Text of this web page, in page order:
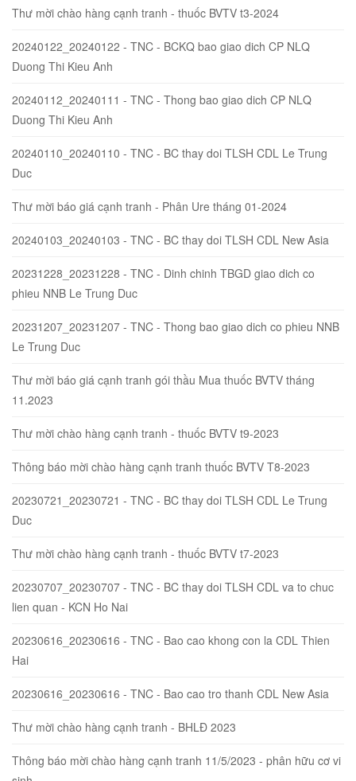
Thư mời chào hàng cạnh tranh - thuốc BVTV t3-2024
20240122_20240122 - TNC - BCKQ bao giao dich CP NLQ
Duong Thi Kieu Anh
20240112_20240111 - TNC - Thong bao giao dich CP NLQ
Duong Thi Kieu Anh
20240110_20240110 - TNC - BC thay doi TLSH CDL Le Trung
Duc
Thư mời báo giá cạnh tranh - Phân Ure tháng 01-2024
20240103_20240103 - TNC - BC thay doi TLSH CDL New Asia
20231228_20231228 - TNC - Dinh chinh TBGD giao dich co
phieu NNB Le Trung Duc
20231207_20231207 - TNC - Thong bao giao dich co phieu NNB
Le Trung Duc
Thư mời báo giá cạnh tranh gói thầu Mua thuốc BVTV tháng
11.2023
Thư mời chào hàng cạnh tranh - thuốc BVTV t9-2023
Thông báo mời chào hàng cạnh tranh thuốc BVTV T8-2023
20230721_20230721 - TNC - BC thay doi TLSH CDL Le Trung
Duc
Thư mời chào hàng cạnh tranh - thuốc BVTV t7-2023
20230707_20230707 - TNC - BC thay doi TLSH CDL va to chuc
lien quan - KCN Ho Nai
20230616_20230616 - TNC - Bao cao khong con la CDL Thien
Hai
20230616_20230616 - TNC - Bao cao tro thanh CDL New Asia
Thư mời chào hàng cạnh tranh - BHLĐ 2023
Thông báo mời chào hàng cạnh tranh 11/5/2023 - phân hữu cơ vi